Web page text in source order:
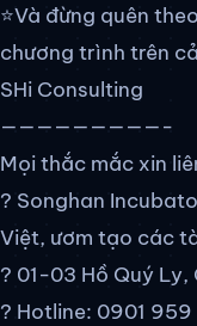
⭐Và đừng quên
chương trình trên
SHi Consulting
—————————-
Mọi thắc mắc xin
? Songhan
Việt, ươm tạo các
? 01-03 Hồ Quý Ly,
? Hotline: 0901 959